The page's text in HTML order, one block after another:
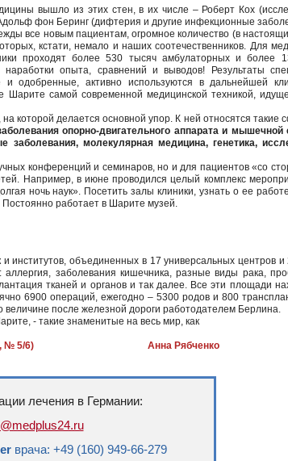
вышло из этих стен, в их числе – Роберт Кох
фон Беринг (дифтерия и другие инфекционные
все новым пациентам, огромное количество (в
кстати, немало и наших соотечественников. Для
проходят более 530 тысяч амбулаторных и более
опыта, сравнений и выводов! Результаты
одобренные, активно используются в дальнейшей
самой современной медицинской техникой,
на которой делается основной упор. К ней относятся такие
опорно-двигательного аппарата и мышечной
заболевания, молекулярная медицина, генетика,
конференций и семинаров, но и для пациентов «со
Например, в июне проводился целый комплекс
ночь наук». Посетить залы клиники, узнать о ее
Постоянно работает в Шарите музей.
институтов, объединенных в 17 универсальных центров и
аллергия, заболевания кишечника, разные виды рака,
тканей и органов и так далее. Все эти площади
6900 операций, ежегодно – 5300 родов и 800
после железной дороги работодателем Берлина.
- такие знаменитые на весь мир, как
№ 5/6) Анна Рябченко
лечения в Германии:
врача: +49 (160) 949-66-279